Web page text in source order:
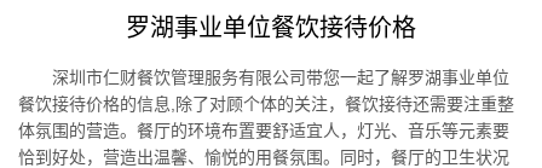
罗湖事业单位餐饮接待价格
深圳市仁财餐饮管理服务有限公司带您一起了解罗湖事业单位
餐饮接待价格的信息,除了对顾个体的关注，餐饮接待还需要注重整
体氛围的营造。餐厅的环境布置要舒适宜人，灯光、音乐等元素要
恰到好处，营造出温馨、愉悦的用餐氛围。同时，餐厅的卫生状况